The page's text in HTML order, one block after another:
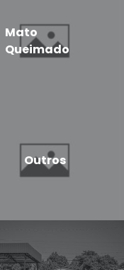
Mato
Queimado
Outros